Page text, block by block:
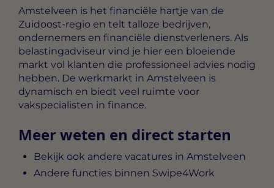
Amstelveen is het financiële hartje van de
Zuidoost-regio en telt talloze bedrijven,
ondernemers en financiële dienstverleners. Als
belastingadviseur vind je hier een bloeiende
markt vol klanten die professioneel advies nodig
hebben. De werkmarkt in Amstelveen is
dynamisch en biedt veel ruimte voor
vakspecialisten in finance.
Meer weten en direct starten
Bekijk ook andere vacatures in Amstelveen
Andere functies binnen Swipe4Work